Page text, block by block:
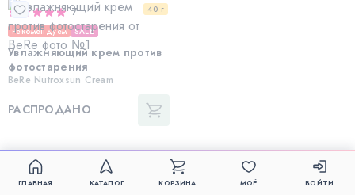
40 г
7
Рекомендуем SALE
Увлажняющий крем против
фотостарения
BeRe Nutroxsun Cream
РАСПРОДАНО
ГЛАВНАЯ КАТАЛОГ КОРЗИНА МОЁ ВОЙТИ